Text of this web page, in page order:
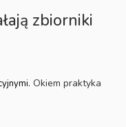
zbiorniki
Okiem praktyka